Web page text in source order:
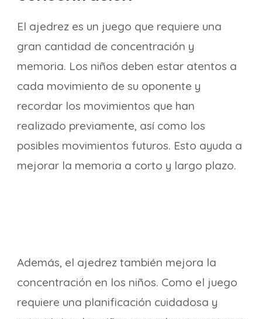
El ajedrez es un juego que requiere una
gran cantidad de concentración y
memoria. Los niños deben estar atentos a
cada movimiento de su oponente y
recordar los movimientos que han
realizado previamente, así como los
posibles movimientos futuros. Esto ayuda a
mejorar la memoria a corto y largo plazo.
Además, el ajedrez también mejora la
concentración en los niños. Como el juego
requiere una planificación cuidadosa y